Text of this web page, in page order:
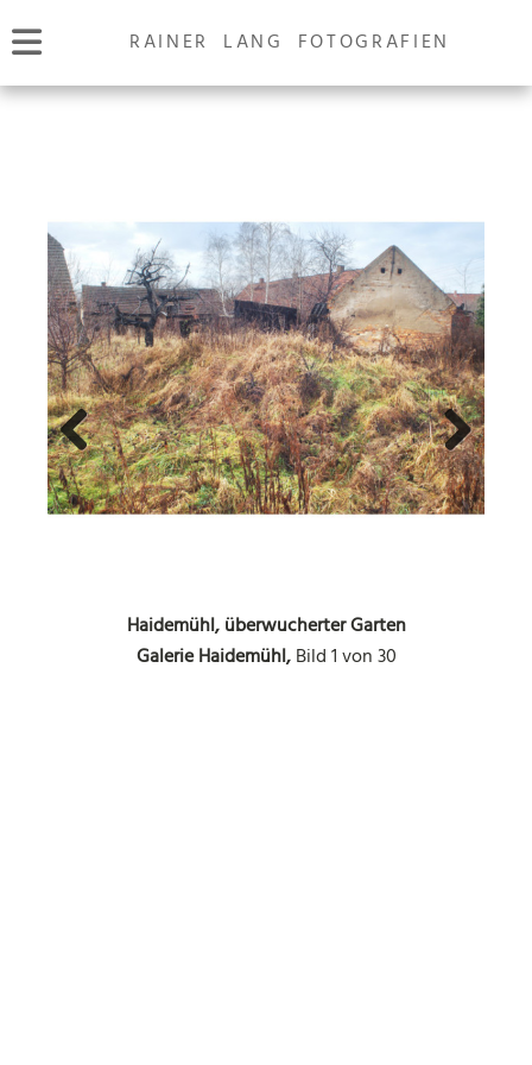
RAINER LANG FOTOGRAFIEN
Haidemühl, überwucherter Garten
Galerie Haidemühl, Bild 1 von 30
Previous Next